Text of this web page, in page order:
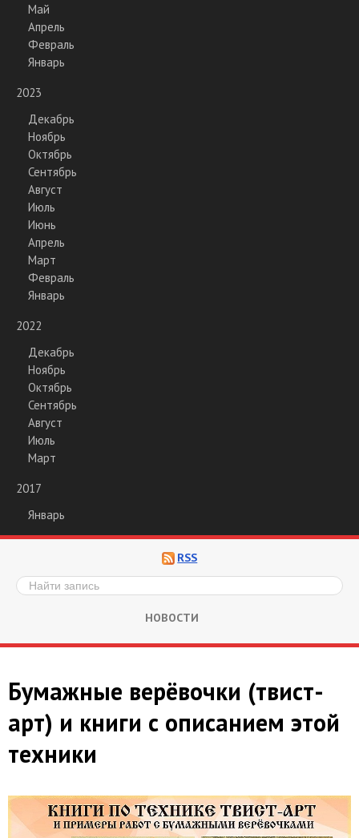
Май
Апрель
Февраль
Январь
2023
Декабрь
Ноябрь
Октябрь
Сентябрь
Август
Июль
Июнь
Апрель
Март
Февраль
Январь
2022
Декабрь
Ноябрь
Октябрь
Сентябрь
Август
Июль
Март
2017
Январь
RSS
НОВОСТИ
Бумажные верёвочки (твист-
арт) и книги с описанием этой
техники